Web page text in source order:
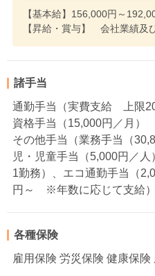
【基本給】156,000円～
【昇給・賞与】 会社業績及
諸手当
通勤手当（実費支給 上限
資格手当（15,000円／月）
その他手当（業務手当（
児・児童手当（5,000円／
1勤務）、エコ通勤手当（
円～ ※年数に応じて支給）
各種保険
雇用保険 労災保険 健康保険